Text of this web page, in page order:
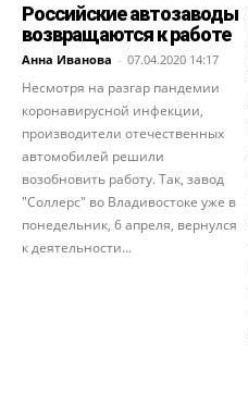
Российские автозаводы
возвращаются к работе
Анна Иванова - 07.04.2020 14:17
Несмотря на разгар пандемии
коронавирусной инфекции,
производители отечественных
автомобилей решили
возобновить работу. Так, завод
"Соллерс" во Владивостоке уже в
понедельник, 6 апреля, вернулся
к деятельности...